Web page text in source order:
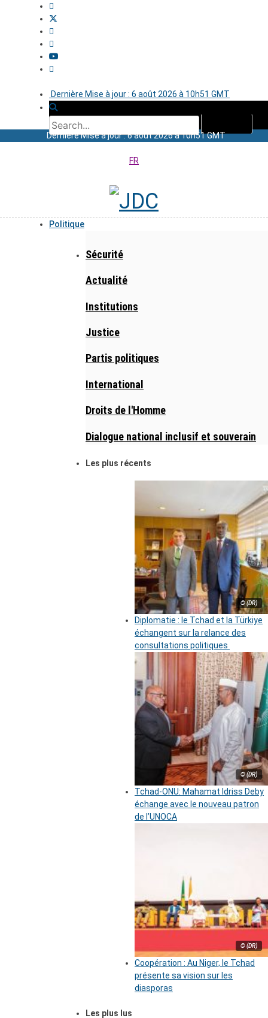
Dernière Mise à jour : 6 août 2026 à 10h51 GMT
Dernière Mise à jour : 6 août 2026 à 10h51 GMT
FR
Politique
Sécurité
Actualité
Institutions
Justice
Partis politiques
International
Droits de l'Homme
Dialogue national inclusif et souverain
Les plus récents
© (DR)
Diplomatie : le Tchad et la Türkiye
échangent sur la relance des
consultations politiques
© (DR)
Tchad-ONU: Mahamat Idriss Deby
échange avec le nouveau patron
de l’UNOCA
© (DR)
Coopération : Au Niger, le Tchad
présente sa vision sur les
diasporas
Les plus lus